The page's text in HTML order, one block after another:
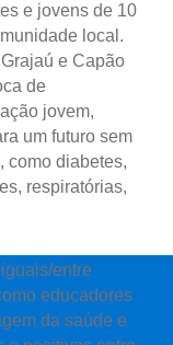
e jovens de 10
local.
e Capão
de
jovem,
um futuro sem
como diabetes,
respiratórias,
entre
educadores
da saúde e